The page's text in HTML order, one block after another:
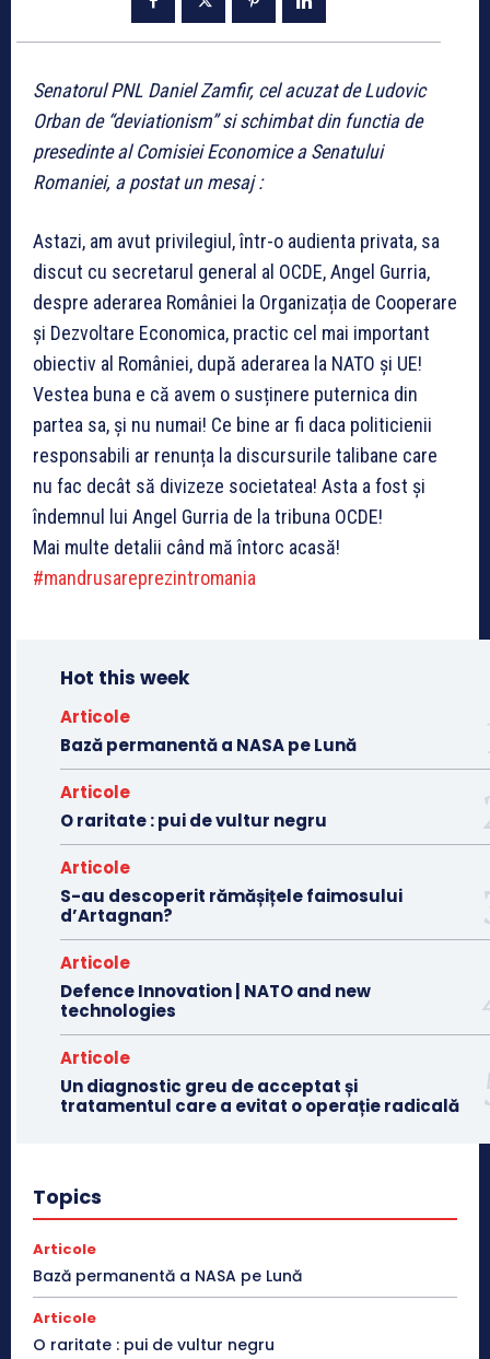
Senatorul PNL Daniel Zamfir, cel acuzat de Ludovic
Orban de “deviationism” si schimbat din functia de
presedinte al Comisiei Economice a Senatului
Romaniei, a postat un mesaj :
Astazi, am avut privilegiul, într-o audienta privata, sa
discut cu secretarul general al OCDE, Angel Gurria,
despre aderarea României la Organizația de Cooperare
și Dezvoltare Economica, practic cel mai important
obiectiv al României, după aderarea la NATO și UE!
Vestea buna e că avem o susținere puternica din
partea sa, și nu numai! Ce bine ar fi daca politicienii
responsabili ar renunța la discursurile talibane care
nu fac decât să divizeze societatea! Asta a fost și
îndemnul lui Angel Gurria de la tribuna OCDE!
Mai multe detalii când mă întorc acasă!
#mandrusareprezintromania
Hot this week
Articole
Bază permanentă a NASA pe Lună
Articole
O raritate : pui de vultur negru
Articole
S-au descoperit rămășițele faimosului
d’Artagnan?
Articole
Defence Innovation | NATO and new
technologies
Articole
Un diagnostic greu de acceptat și
tratamentul care a evitat o operație radicală
Topics
Articole
Bază permanentă a NASA pe Lună
Articole
O raritate : pui de vultur negru